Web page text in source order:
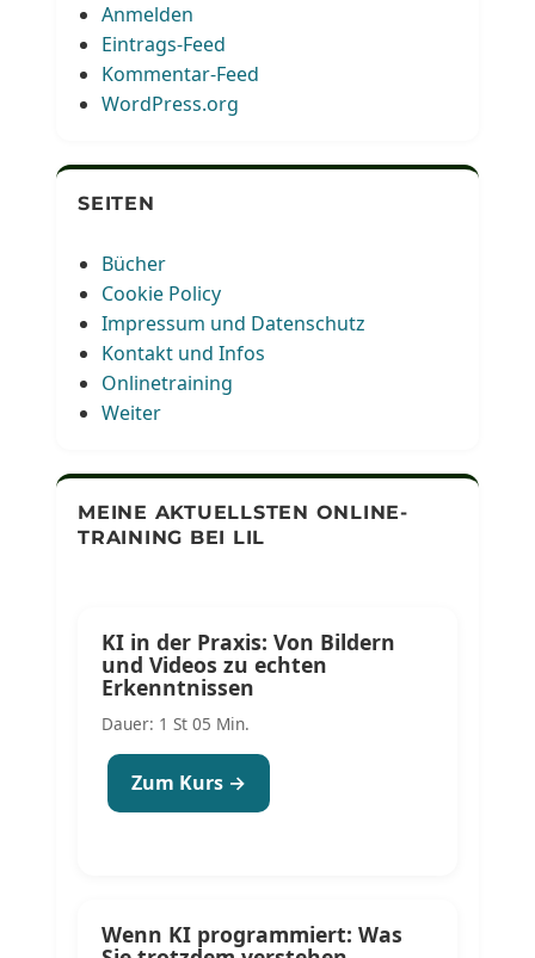
Anmelden
Eintrags-Feed
Kommentar-Feed
WordPress.org
SEITEN
Bücher
Cookie Policy
Impressum und Datenschutz
Kontakt und Infos
Onlinetraining
Weiter
MEINE AKTUELLSTEN ONLINE-
TRAINING BEI LIL
KI in der Praxis: Von Bildern
und Videos zu echten
Erkenntnissen
Dauer: 1 St 05 Min.
Zum Kurs →
Wenn KI programmiert: Was